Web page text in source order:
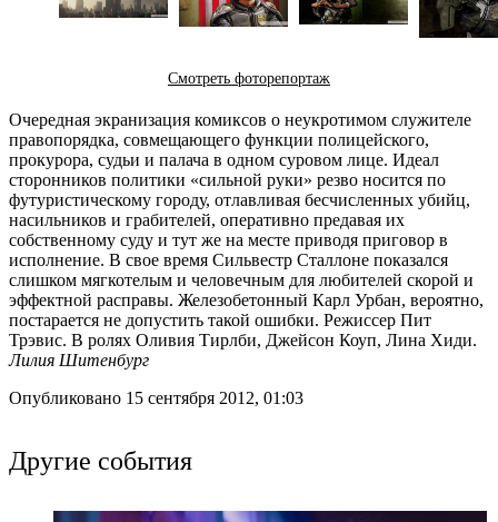
Смотреть фоторепортаж
Очередная экранизация комиксов о неукротимом служителе
правопорядка, совмещающего функции полицейского,
прокурора, судьи и палача в одном суровом лице. Идеал
сторонников политики «сильной руки» резво носится по
футуристическому городу, отлавливая бесчисленных убийц,
насильников и грабителей, оперативно предавая их
собственному суду и тут же на месте приводя приговор в
исполнение. В свое время Сильвестр Сталлоне показался
слишком мягкотелым и человечным для любителей скорой и
эффектной расправы. Железобетонный Карл Урбан, вероятно,
постарается не допустить такой ошибки. Режиссер Пит
Трэвис. В ролях Оливия Тирлби, Джейсон Коуп, Лина Хиди.
Лилия Шитенбург
Опубликовано 15 сентября 2012, 01:03
Другие события